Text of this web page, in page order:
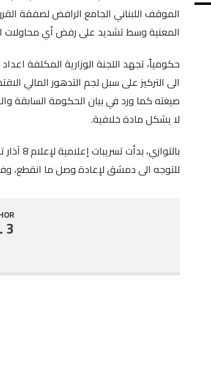
RSS FEED
SHARE
LINK
EMBED
الموقف اللبناني الجامع الرافض لصفقة
المعنية وسط تشديد على رفض أي محاولات
حكومياً، تجهد اللجنة الوزارية المكلفة
الى التركيز على سبل لجم التدهور المالي
صيغته كما ورد في بيان الحكومة السابقة
لا يشكل مادة خلافية.
للتوجه الى دمشق لإعادة وصل ما انقطع،
3